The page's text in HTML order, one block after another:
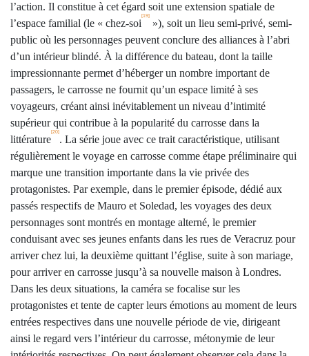
l’action. Il constitue à cet égard soit une extension spatiale de
l’espace familial (le « chez-soi
[19]
»), soit un lieu semi-privé, semi-
public où les personnages peuvent conclure des alliances à l’abri
d’un intérieur blindé. À la différence du bateau, dont la taille
impressionnante permet d’héberger un nombre important de
passagers, le carrosse ne fournit qu’un espace limité à ses
voyageurs, créant ainsi inévitablement un niveau d’intimité
supérieur qui contribue à la popularité du carrosse dans la
littérature
[20]
. La série joue avec ce trait caractéristique, utilisant
régulièrement le voyage en carrosse comme étape préliminaire qui
marque une transition importante dans la vie privée des
protagonistes. Par exemple, dans le premier épisode, dédié aux
passés respectifs de Mauro et Soledad, les voyages des deux
personnages sont montrés en montage alterné, le premier
conduisant avec ses jeunes enfants dans les rues de Veracruz pour
arriver chez lui, la deuxième quittant l’église, suite à son mariage,
pour arriver en carrosse jusqu’à sa nouvelle maison à Londres.
Dans les deux situations, la caméra se focalise sur les
protagonistes et tente de capter leurs émotions au moment de leurs
entrées respectives dans une nouvelle période de vie, dirigeant
ainsi le regard vers l’intérieur du carrosse, métonymie de leur